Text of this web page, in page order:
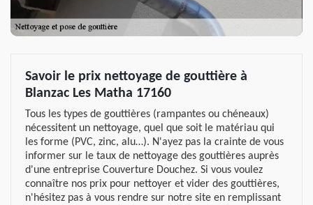
Savoir le prix nettoyage de gouttière à
Blanzac Les Matha 17160
Tous les types de gouttières (rampantes ou chéneaux)
nécessitent un nettoyage, quel que soit le matériau qui
les forme (PVC, zinc, alu…). N'ayez pas la crainte de vous
informer sur le taux de nettoyage des gouttières auprès
d'une entreprise Couverture Douchez. Si vous voulez
connaître nos prix pour nettoyer et vider des gouttières,
n'hésitez pas à vous rendre sur notre site en remplissant